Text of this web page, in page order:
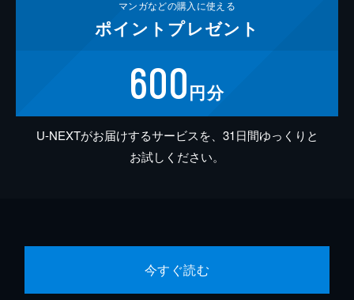
マンガなどの購入に使える
ポイント プレゼント
600円分
U-NEXTがお届けするサービスを、31日間ゆっくりと
お試しください。
今すぐ読む